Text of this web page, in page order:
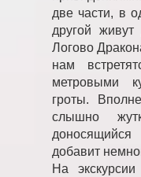
две части, в
другой
Логово
нам
метровыми
гроты.
слышно
добавит
На